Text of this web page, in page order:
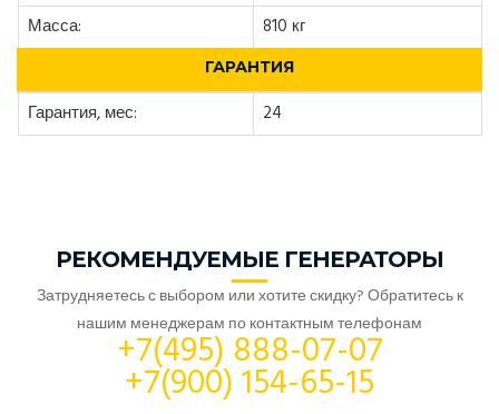
Масса:
810 кг
ГАРАНТИЯ
Гарантия, мес: 24
РЕКОМЕНДУЕМЫЕ ГЕНЕРАТОРЫ
Затрудняетесь с выбором или хотите скидку? Обратитесь к
нашим менеджерам по контактным телефонам
+7(495) 888-07-07
+7(900) 154-65-15